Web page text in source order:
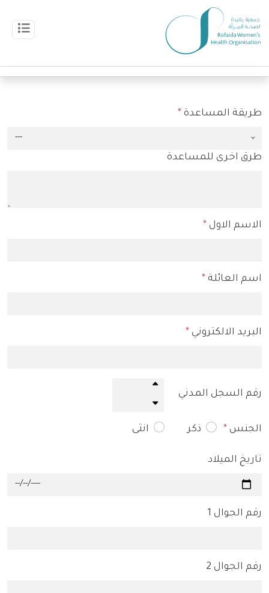
طريقة المساعدة *
---
طرق اخرى للمساعدة
الاسم الاول *
اسم العائلة *
البريد الالكتروني *
رقم السجل المدني
الجنس * ذكر انثى
تاريخ الميلاد
رقم الجوال 1
رقم الجوال 2